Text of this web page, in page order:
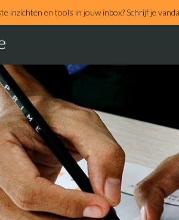
inzichten en tools in jouw inbox? Schrijf je